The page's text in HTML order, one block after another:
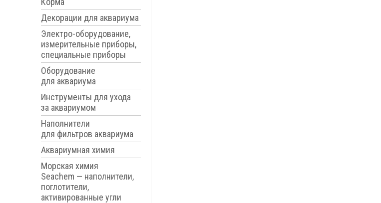
Декорации для аквариума
Электро-оборудование,
измерительные приборы,
специальные приборы
Оборудование
для аквариума
Инструменты для ухода
за аквариумом
Наполнители
для фильтров аквариума
Аквариумная химия
Морская химия
Seachem — наполнители,
поглотители,
активированные угли